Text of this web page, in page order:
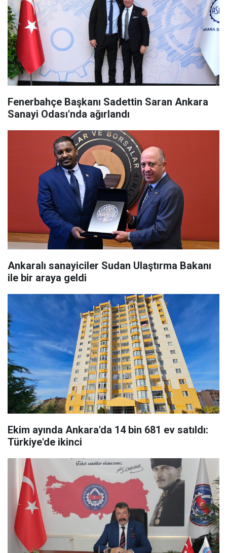
Fenerbahçe Başkanı Sadettin Saran Ankara
Sanayi Odası'nda ağırlandı
Ankaralı sanayiciler Sudan Ulaştırma Bakanı
ile bir araya geldi
Ekim ayında Ankara'da 14 bin 681 ev satıldı:
Türkiye'de ikinci